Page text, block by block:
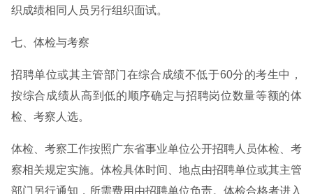
织成绩相同人员另行组织面试。
七、体检与考察
招聘单位或其主管部门在综合成绩不低于60分的考生中，
按综合成绩从高到低的顺序确定与招聘岗位数量等额的体
检、考察人选。
体检、考察工作按照广东省事业单位公开招聘人员体检、考
察相关规定实施。体检具体时间、地点由招聘单位或其主管
部门另行通知，所需费用由招聘单位负责。体检合格者进入